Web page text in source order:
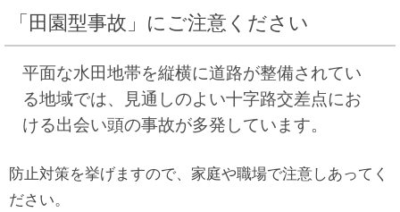
「田園型事故」にご注意ください
平面な水田地帯を縦横に道路が整備されてい
る地域では、見通しのよい十字路交差点にお
ける出会い頭の事故が多発しています。
防止対策を挙げますので、家庭や職場で注意しあってく
ださい。